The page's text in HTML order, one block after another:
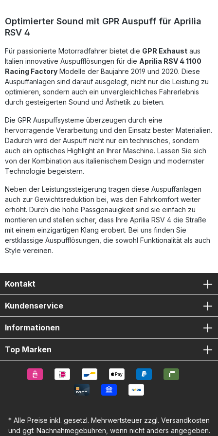
eine Fachwerkstatt zu beauftragen. Sportlicher Edelstahl-
Endschalldämpfer mit Racing-Charakter Verbessertes
Ansprechverhalten und optimiertes Drehmoment
and-Play Design für unkomplizierte Montage Hergestellt in
Italien mit DIN-zertifizierter Qualität Lieferumfang: Racing
Slip-On Auspuff Furore-X Inox Verbindungsrohr (Link Pipe)
Fahrzeugspezifische Halterungen Montagezubehör
Optimierter Sound mit GPR Auspuff für Aprilia
RSV 4
Für passionierte Motorradfahrer bietet die GPR Exhaust aus
Italien innovative Auspufflösungen für die Aprilia RSV 4 1100
Racing Factory Modelle der Baujahre 2019 und 2020. Diese
Auspuffanlagen sind darauf ausgelegt, nicht nur die Leistung zu
optimieren, sondern auch ein unvergleichliches Fahrerlebnis
durch gesteigerten Sound und Ästhetik zu bieten.
Die GPR Auspuffsysteme überzeugen durch eine
hervorragende Verarbeitung und den Einsatz bester Materialien.
Dadurch wird der Auspuff nicht nur ein technisches, sondern
auch ein optisches Highlight an Ihrer Maschine. Lassen Sie sich
von der Kombination aus italienischem Design und modernster
Technologie begeistern.
Neben der Leistungssteigerung tragen diese Auspuffanlagen
auch zur Gewichtsreduktion bei, was den Fahrkomfort weiter
erhöht. Durch die hohe Passgenauigkeit sind sie einfach zu
montieren und stellen sicher, dass Ihre Aprilia RSV 4 die Straße
mit einem einzigartigen Klang erobert. Bei uns finden Sie
erstklassige Auspufflösungen, die sowohl Funktionalität als auch
Style vereinen.
Kontakt
Kundenservice
Informationen
Top Marken
* Alle Preise inkl. gesetzl. Mehrwertsteuer zzgl. Versandkosten
und ggf. Nachnahmegebühren, wenn nicht anders angegeben.